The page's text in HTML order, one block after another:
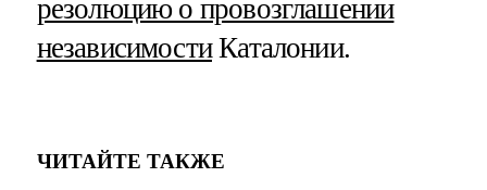
резолюцию о провозглашении
независимостиКаталонии.
ЧИТАЙТЕ ТАКЖЕ